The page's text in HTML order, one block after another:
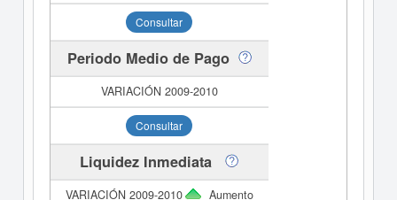
Consultar
Periodo Medio de Pago
Consultar
Liquidez Inmediata
Aumento